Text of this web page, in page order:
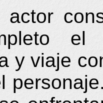
actor
el
y viaje